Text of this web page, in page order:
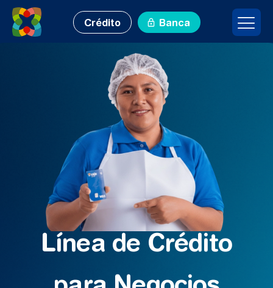
Crédito Banca
Línea de Crédito